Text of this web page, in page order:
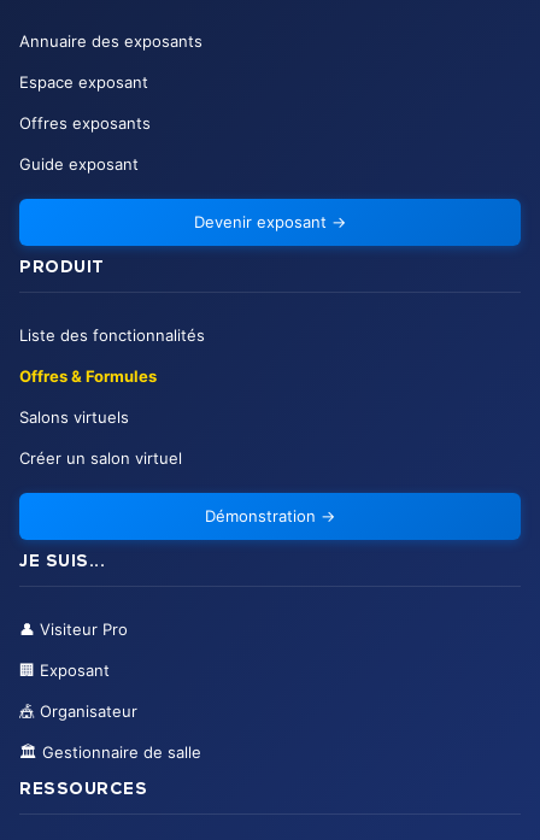
Annuaire des exposants
Espace exposant
Offres exposants
Guide exposant
Devenir exposant →
PRODUIT
Liste des fonctionnalités
Offres & Formules
Salons virtuels
Créer un salon virtuel
Démonstration →
JE SUIS...
👤 Visiteur Pro
🏢 Exposant
🎪 Organisateur
🏛️ Gestionnaire de salle
RESSOURCES